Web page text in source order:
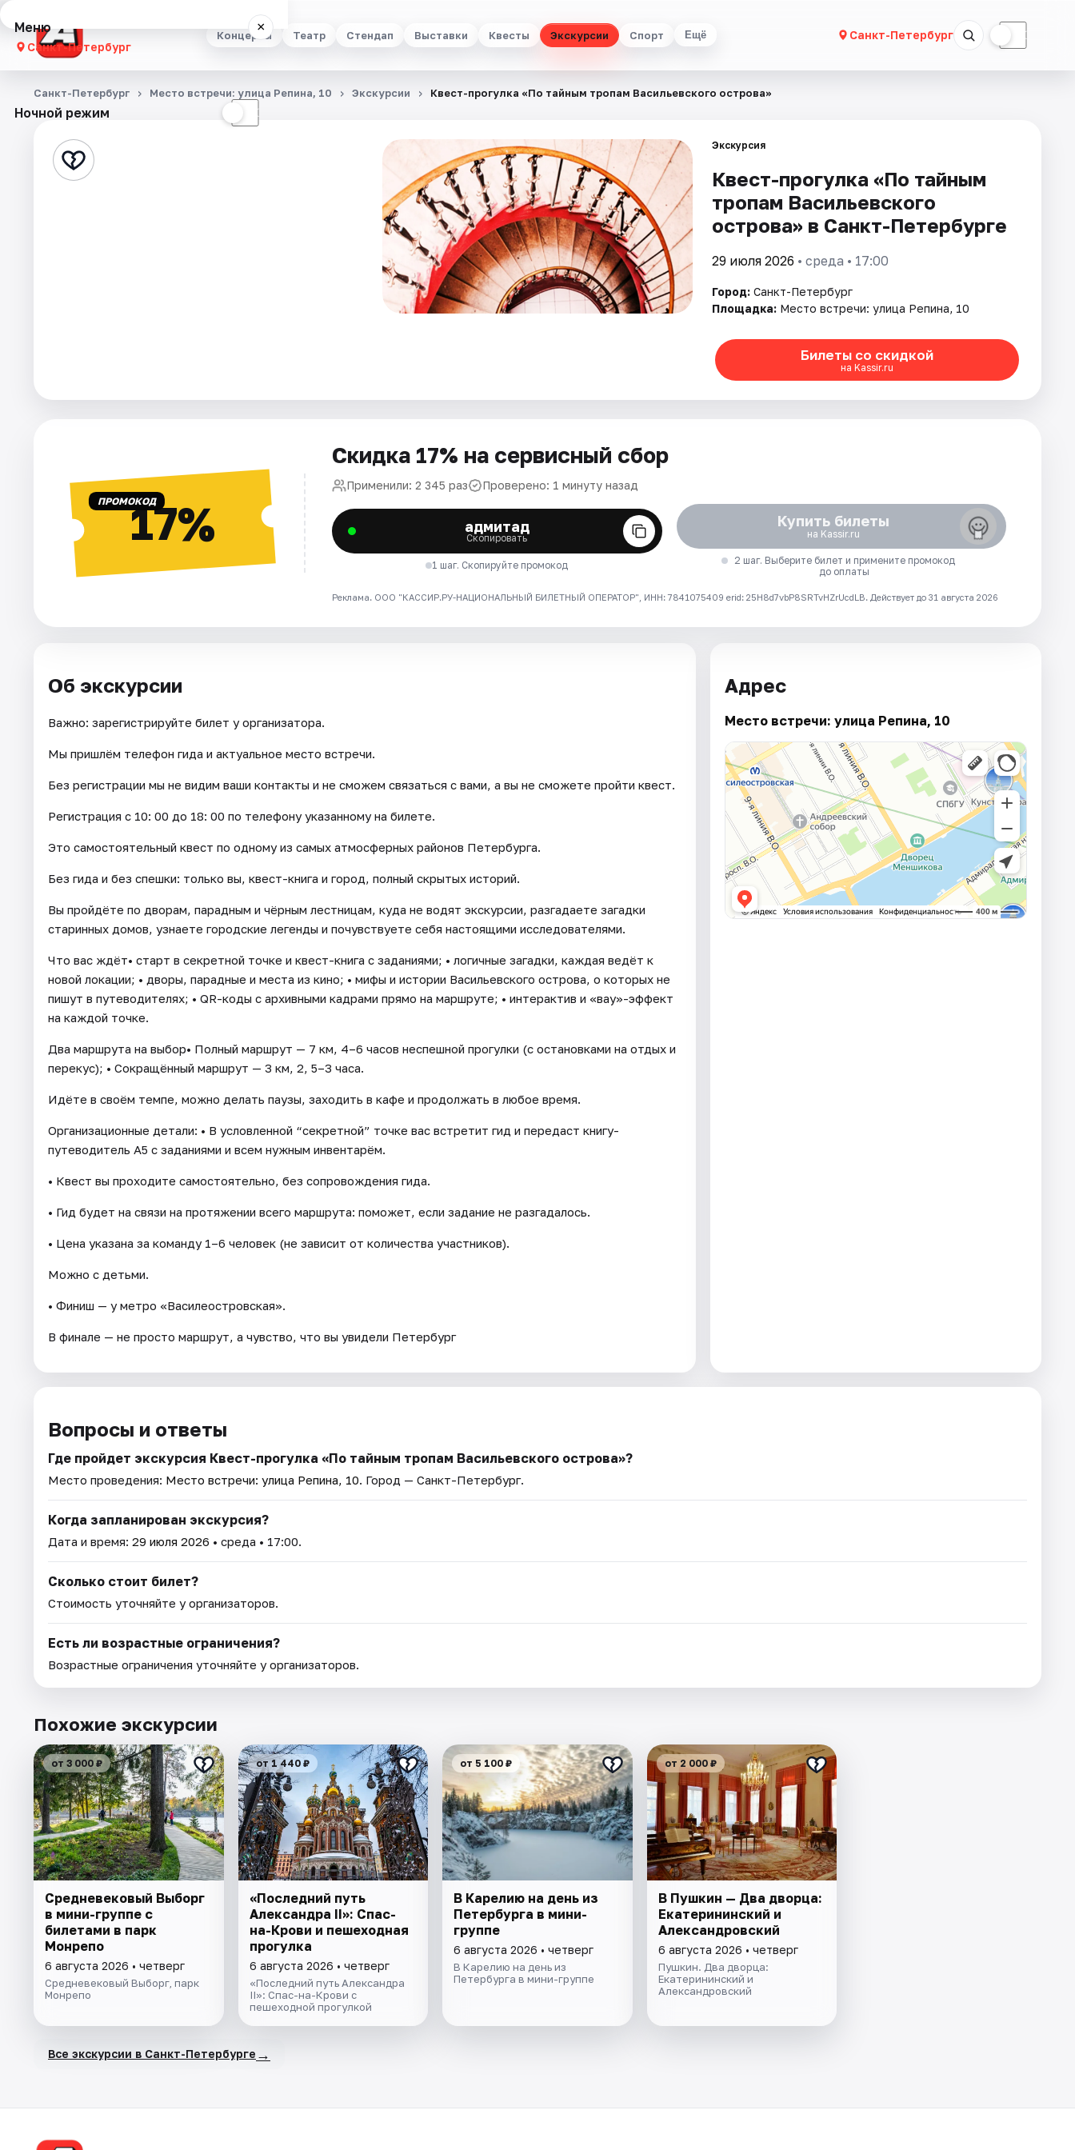
Концерты Театр Стендап Выставки Квесты Экскурсии Спорт Ещё Санкт-Петербург ☾
Меню ×
Санкт-Петербург
Концерты
Стендап
Города
Рейтинги
Ночной режим ☾
Санкт-Петербург Место встречи: улица Репина, 10 Экскурсии Квест-прогулка «По тайным тропам Васильевского острова»
Экскурсия
Квест-прогулка «По тайным
тропам Васильевского
острова» в Санкт-Петербурге
29 июля 2026 • среда • 17:00
Город: Санкт-Петербург
Площадка: Место встречи: улица Репина, 10
Билеты со скидкой
на Kassir.ru
ПРОМОКОД17%
Скидка 17% на сервисный сбор
Применили: 2 345 раз Проверено: 1 минуту назад
адмитад
Скопировать
1 шаг. Скопируйте промокод
Купить билеты
на Kassir.ru
2 шаг. Выберите билет и примените промокод
до оплаты
Реклама. ООО "КАССИР.РУ-НАЦИОНАЛЬНЫЙ БИЛЕТНЫЙ ОПЕРАТОР", ИНН: 7841075409 erid: 25H8d7vbP8SRTvHZrUcdLB. Действует до 31 августа 2026
Об экскурсии
Важно: зарегистрируйте билет у организатора.
Мы пришлём телефон гида и актуальное место встречи.
Без регистрации мы не видим ваши контакты и не сможем связаться с вами, а вы не сможете пройти квест.
Регистрация с 10: 00 до 18: 00 по телефону указанному на билете.
Это самостоятельный квест по одному из самых атмосферных районов Петербурга.
Без гида и без спешки: только вы, квест-книга и город, полный скрытых историй.
Вы пройдёте по дворам, парадным и чёрным лестницам, куда не водят экскурсии, разгадаете загадки
старинных домов, узнаете городские легенды и почувствуете себя настоящими исследователями.
Что вас ждёт• старт в секретной точке и квест-книга с заданиями; • логичные загадки, каждая ведёт к
новой локации; • дворы, парадные и места из кино; • мифы и истории Васильевского острова, о которых не
пишут в путеводителях; • QR-коды с архивными кадрами прямо на маршруте; • интерактив и «вау»-эффект
на каждой точке.
Два маршрута на выбор• Полный маршрут — 7 км, 4–6 часов неспешной прогулки (с остановками на отдых и
перекус); • Сокращённый маршрут — 3 км, 2, 5–3 часа.
Идёте в своём темпе, можно делать паузы, заходить в кафе и продолжать в любое время.
Организационные детали: • В условленной “секретной” точке вас встретит гид и передаст книгу-
путеводитель А5 с заданиями и всем нужным инвентарём.
• Квест вы проходите самостоятельно, без сопровождения гида.
• Гид будет на связи на протяжении всего маршрута: поможет, если задание не разгадалось.
• Цена указана за команду 1–6 человек (не зависит от количества участников).
Можно с детьми.
• Финиш — у метро «Василеостровская».
В финале — не просто маршрут, а чувство, что вы увидели Петербург
Адрес
Место встречи: улица Репина, 10
Вопросы и ответы
Где пройдет экскурсия Квест-прогулка «По тайным тропам Васильевского острова»?
Место проведения: Место встречи: улица Репина, 10. Город — Санкт-Петербург.
Когда запланирован экскурсия?
Дата и время: 29 июля 2026 • среда • 17:00.
Сколько стоит билет?
Стоимость уточняйте у организаторов.
Есть ли возрастные ограничения?
Возрастные ограничения уточняйте у организаторов.
Похожие экскурсии
от 3 000 ₽
Cредневековый Выборг
в мини-группе c
билетами в парк
Монрепо
6 августа 2026 • четверг
Средневековый Выборг, парк
Монрепо
от 1 440 ₽
«Последний путь
Александра II»: Спас-
на-Крови и пешеходная
прогулка
6 августа 2026 • четверг
«Последний путь Александра
II»: Спас-на-Крови с
пешеходной прогулкой
от 5 100 ₽
В Карелию на день из
Петербурга в мини-
группе
6 августа 2026 • четверг
В Карелию на день из
Петербурга в мини-группе
от 2 000 ₽
В Пушкин — Два дворца:
Екатерининский и
Александровский
6 августа 2026 • четверг
Пушкин. Два дворца:
Екатерининский и
Александровский
Все экскурсии в Санкт-Петербурге →